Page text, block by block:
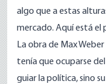
algo que a estas
mercado. Aquí está el
La obra de Max
tenía que ocuparse
guiar la política, sino